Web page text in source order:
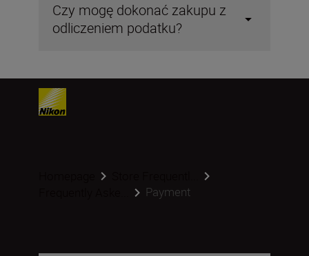
Czy mogę dokonać zakupu z
odliczeniem podatku?
Payment